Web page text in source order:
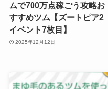
ムで700万点稼ごう攻略お
すすめツム【ズートピア2
イベント7枚目】
2025年12月12日